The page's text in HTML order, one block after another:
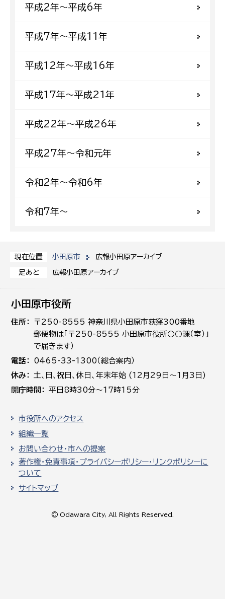
現在位置 小田原市 広報小田原アーカイブ
足あと 広報小田原アーカイブ
平成2年〜平成6年
平成7年〜平成11年
平成12年〜平成16年
平成17年〜平成21年
平成22年〜平成26年
平成27年〜令和元年
令和2年〜令和6年
令和7年〜
小田原市役所
住所
〒250-8555 神奈川県小田原市荻窪300番地
郵便物は「〒250-8555 小田原市役所○○課（室）」
で届きます）
電話
0465-33-1300（総合案内）
休み
土､日､祝日、休日、年末年始 (12月29日～1月3日)
開庁時間
平日8時30分～17時15分
市役所へのアクセス
組織一覧
お問い合わせ・市への提案
著作権・免責事項・プライバシーポリシー・リンクポリシーに
ついて
サイトマップ
© Odawara City, All Rights Reserved.